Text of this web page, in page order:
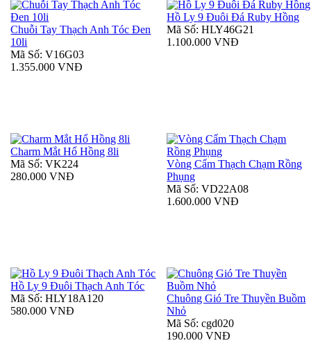
Chuỗi Tay Thạch Anh Tóc Đen
10li
Mã Số: V16G03
1.355.000 VNĐ
Hồ Ly 9 Đuôi Đá Ruby Hồng
Mã Số: HLY46G21
1.100.000 VNĐ
Charm Mắt Hổ Hồng 8li
Mã Số: VK224
280.000 VNĐ
Vòng Cẩm Thạch Chạm Rồng
Phụng
Mã Số: VD22A08
1.600.000 VNĐ
Hồ Ly 9 Đuôi Thạch Anh Tóc
Mã Số: HLY18A120
580.000 VNĐ
Chuông Gió Tre Thuyền Buồm
Nhỏ
Mã Số: cgd020
190.000 VNĐ